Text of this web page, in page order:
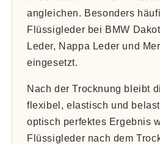
angleichen. Besonders
Flüssigleder bei BMW
Leder, Nappa Leder und
eingesetzt.
Nach der Trocknung bleibt
flexibel, elastisch und
optisch perfektes Ergebnis
Flüssigleder nach dem